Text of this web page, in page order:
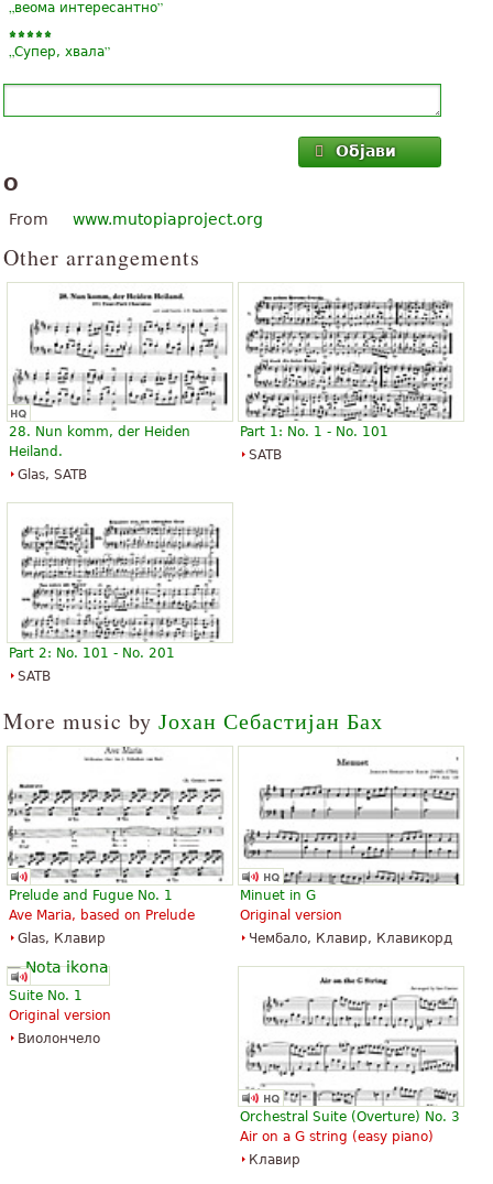
„веома интересантно”
„Супер, хвала”
Објави
О
From www.mutopiaproject.org
Other arrangements
28. Nun komm, der Heiden
Heiland.
Glas, SATB
Part 1: No. 1 - No. 101
SATB
Part 2: No. 101 - No. 201
SATB
More music by Јохан Себастијан Бах
Prelude and Fugue No. 1
Ave Maria, based on Prelude
Glas, Клавир
Minuet in G
Original version
Чембало, Клавир, Клавикорд
Suite No. 1
Original version
Виолончело
Orchestral Suite (Overture) No. 3
Air on a G string (easy piano)
Клавир